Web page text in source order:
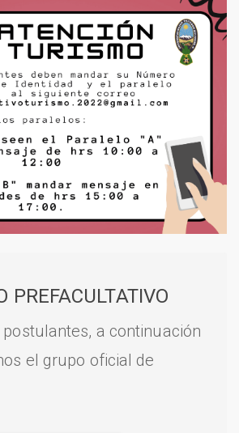
PREFACULTATIVO
a continuación
el grupo oficial de